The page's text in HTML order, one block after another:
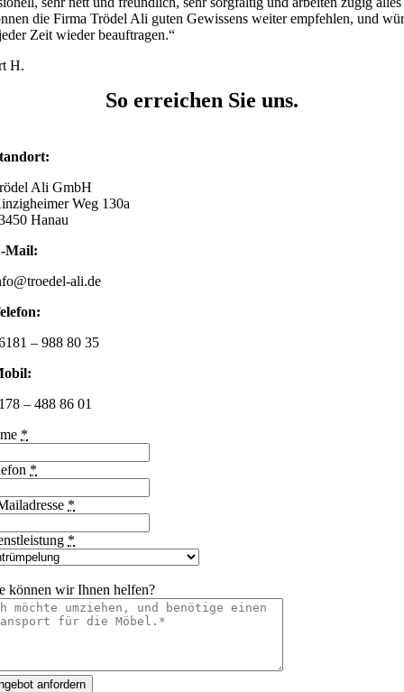
die Firma Trödel Ali guten Gewissens weiter empfehlen, und
Zeit wieder beauftragen.“
H.
So erreichen Sie uns.
Ali GmbH
Weg 130a
Hanau
Mail:
ali.de
– 988 80 35
– 488 86 01
*
*
*
*
können wir Ihnen helfen?
anfordern